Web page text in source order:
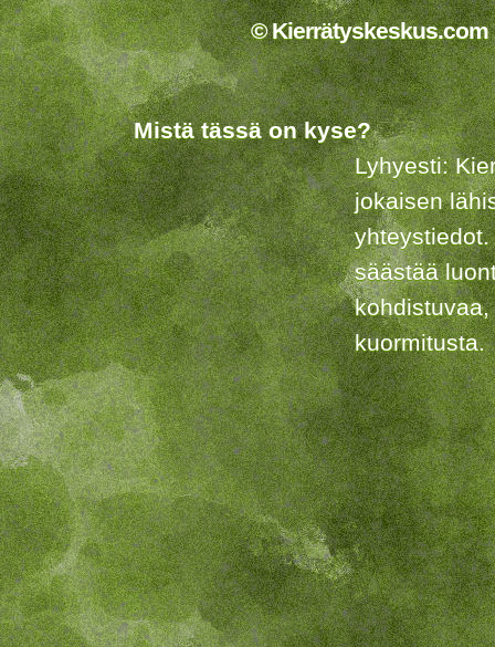
© Kierrätyskeskus.com
Mistä tässä on kyse?
Lyhyesti:
jokaisen
säästää
kuormitusta.